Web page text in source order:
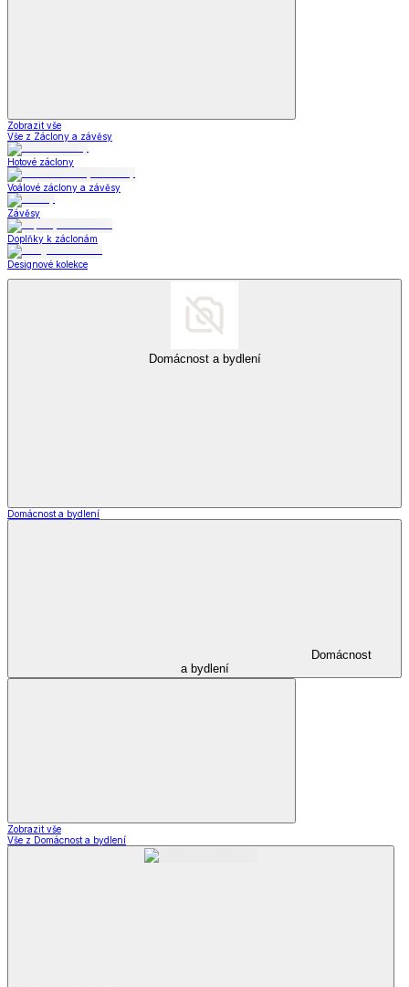
Zobrazit vše
Vše z Záclony a závěsy
Hotové záclony
Voálové záclony a závěsy
Závěsy
Doplňky k záclonám
Designové kolekce
Domácnost a bydlení
Domácnost a bydlení
Domácnost
a bydlení
Zobrazit vše
Vše z Domácnost a bydlení